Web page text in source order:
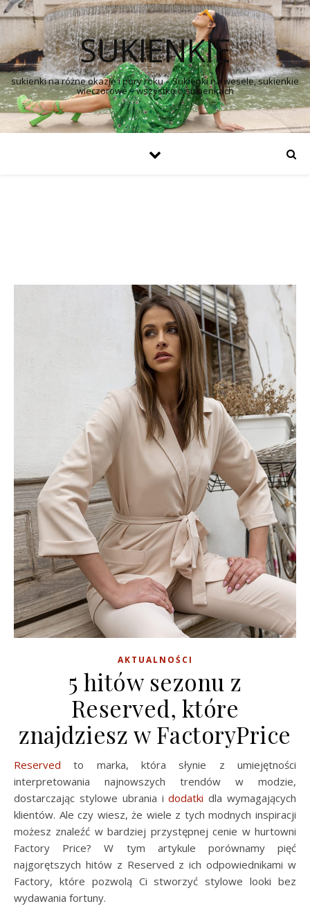
SUKIENKIE
sukienki na różne okazje i pory roku – Sukienki na wesele, sukienkie
wieczorowe – wszystko o sukienkach
AKTUALNOŚCI
5 hitów sezonu z
Reserved, które
znajdziesz w FactoryPrice
Reserved to marka, która słynie z umiejętności
interpretowania najnowszych trendów w modzie,
dostarczając stylowe ubrania idodatki dla wymagających
klientów. Ale czy wiesz, że wiele z tych modnych inspiracji
możesz znaleźć w bardziej przystępnej cenie w hurtowni
Factory Price? W tym artykule porównamy pięć
najgorętszych hitów z Reserved z ich odpowiednikami w
Factory, które pozwolą Ci stworzyć stylowe looki bez
wydawania fortuny.